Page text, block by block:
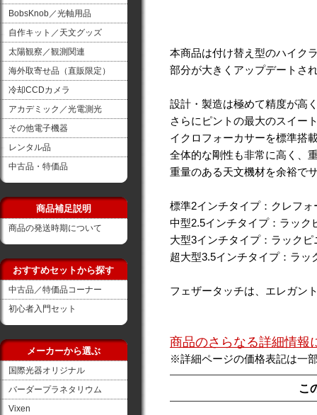
BobsKnob／光軸用品
自作キット／天文グッズ
太陽観察／観測関連
海外取寄せ品（直販限定）
冷却CCDカメラ
アカデミック／光電測光
その他電子機器
レンタル品
中古品・特価品
商品補足説明
商品の発送時期について
おすすめセットから探す
中古品／特価品コーナー
初心者入門セット
メーカーから選ぶ
国際光器オリジナル
バーダープラネタリウム
Vixen
本商品は付け替え型のハイク
部分が大きくアップデートさ
設計・製造は極めて精度が高
さらにピントの最大のスイー
イクロフォーカサーを標準搭
全体的な剛性も非常に高く、
重量のある天文機材を余裕で
標準2インチタイプ：クレフォ
中型2.5インチタイプ：ラック
大型3インチタイプ：ラックピ
超大型3.5インチタイプ：ラッ
フェザータッチは、エレガン
商品のさらなる詳細情報
※詳細ページの価格表記は一
こ